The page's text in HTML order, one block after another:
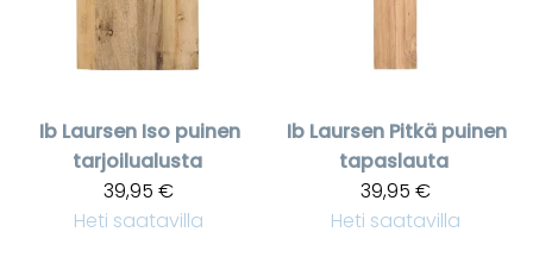
Ib Laursen Iso puinen
tarjoilualusta
39,95 €
Heti saatavilla
Ib Laursen Pitkä puinen
tapaslauta
39,95 €
Heti saatavilla